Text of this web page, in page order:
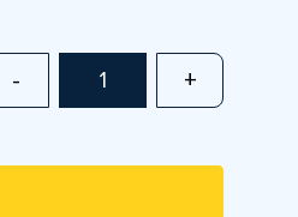
- +